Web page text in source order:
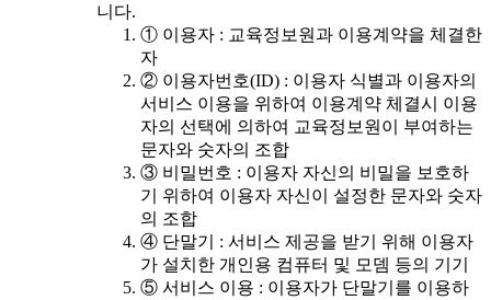
니다.
① 이용자 : 교육정보원과 이용계약을 체결한
자
② 이용자번호(ID) : 이용자 식별과 이용자의
서비스 이용을 위하여 이용계약 체결시 이용
자의 선택에 의하여 교육정보원이 부여하는
문자와 숫자의 조합
③ 비밀번호 : 이용자 자신의 비밀을 보호하
기 위하여 이용자 자신이 설정한 문자와 숫자
의 조합
④ 단말기 : 서비스 제공을 받기 위해 이용자
가 설치한 개인용 컴퓨터 및 모뎀 등의 기기
⑤ 서비스 이용 : 이용자가 단말기를 이용하